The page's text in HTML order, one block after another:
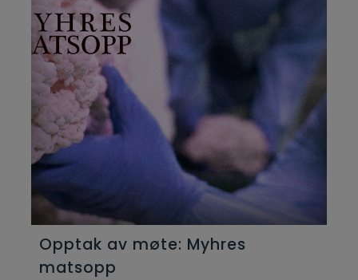
Opptak av møte: Myhres
matsopp